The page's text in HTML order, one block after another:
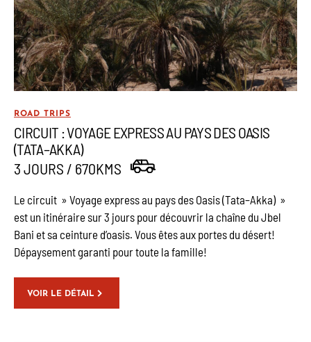
ROAD TRIPS
CIRCUIT : VOYAGE EXPRESS AU PAYS DES OASIS
(TATA–AKKA)
3 JOURS / 670KMS
Le circuit » Voyage express au pays des Oasis (Tata–Akka) »
est un itinéraire sur 3 jours pour découvrir la chaîne du Jbel
Bani et sa ceinture d’oasis. Vous êtes aux portes du désert!
Dépaysement garanti pour toute la famille!
VOIR LE DÉTAIL